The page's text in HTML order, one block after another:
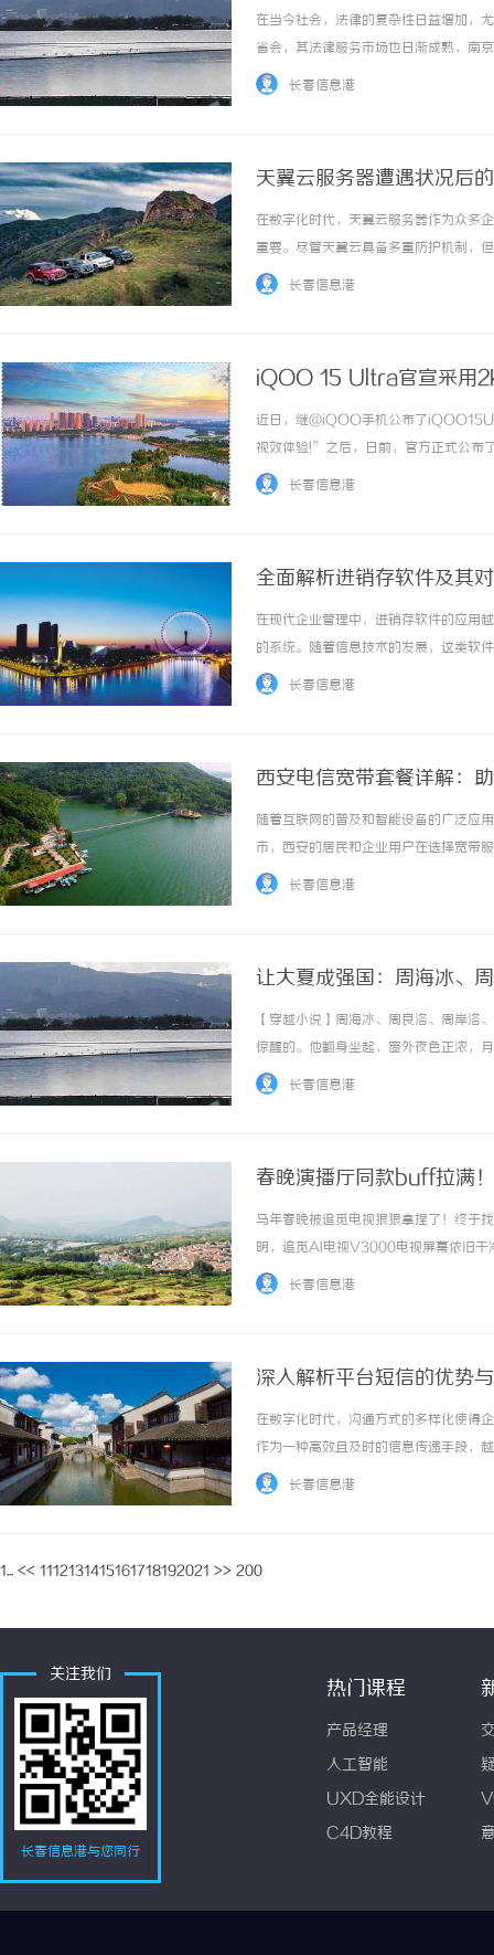
在当今社会，法律的复杂性日益增加，
省会，其法律服务市场也日渐成熟，南
事律师，无疑能够为被告提供有力的法
长春信息港
天翼云服务器遭遇状况后
在数字化时代，天翼云服务器作为众多
重要。尽管天翼云具备多重防护机制，
速有效的修复措施能够最大程度减少损
长春信息港
iQOO 15 Ultra官宣采用
近日，继@iQOO手机公布了
视效体验!”之后，日前，官方正式公布
峰屏，屏幕的局部峰值亮度高达
长春信息港
全面解析进销存软件及其
在现代企业管理中，进销存软件的应用
的系统。随着信息技术的发展，这类软
功能、优势及其对企业管理的影响进行
长春信息港
西安电信宽带套餐详解：
随着互联网的普及和智能设备的广泛应
市，西安的居民和企业用户在选择宽带
电信宽带套餐的多样选择，帮助用户根
长春信息港
让大夏成强国：周海冰、
【穿越小说】周海冰、周良洛、周岸洛
惊醒的。他翻身坐起，窗外夜色正浓，
夜里显得格外刺耳。“大哥！”周良洛
长春信息港
春晚演播厅同款buff拉满
马年春晚被追觅电视狠狠拿捏了！终于
明，追觅AI电视V3000电视屏幕依旧干
字都看得一清二楚，全家围坐一圈，再
长春信息港
深入解析平台短信的优势
在数字化时代，沟通方式的多样化使得
作为一种高效且及时的信息传递手段，
达的效率，而且优化了用户体验。本文
长春信息港
1... << 1112131415161718192021 >> 200
关注我们
长春信息港与您同行
热门课程
产品经理
人工智能
UXD全能设计
C4D教程